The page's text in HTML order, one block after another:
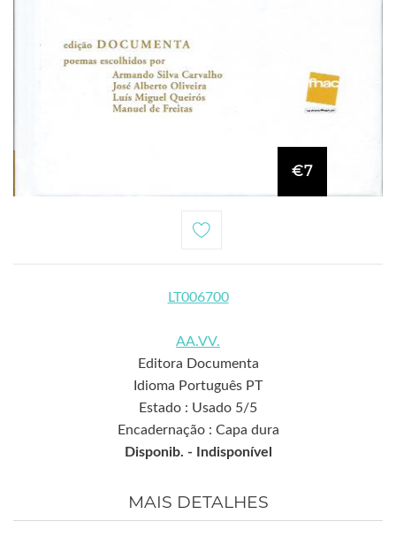
€7
LT006700
AA.VV.
Editora Documenta
Idioma Português PT
Estado : Usado 5/5
Encadernação : Capa dura
Disponib. -
Indisponível
MAIS DETALHES